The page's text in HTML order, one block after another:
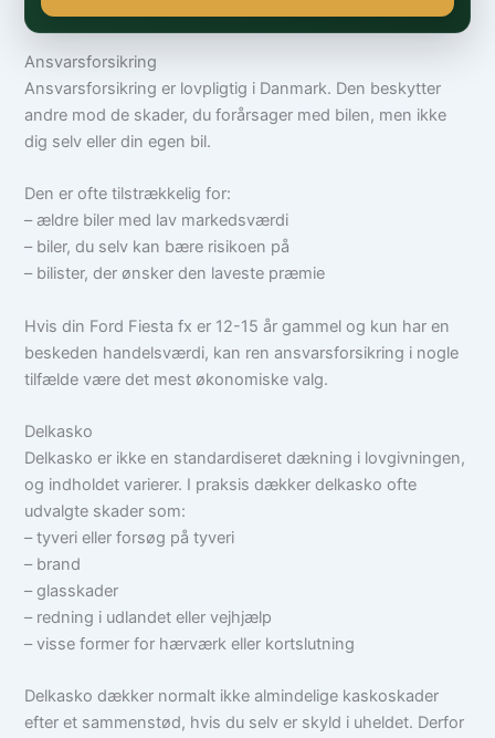
Ansvarsforsikring
Ansvarsforsikring er lovpligtig i Danmark. Den beskytter
andre mod de skader, du forårsager med bilen, men ikke
dig selv eller din egen bil.
Den er ofte tilstrækkelig for:
– ældre biler med lav markedsværdi
– biler, du selv kan bære risikoen på
– bilister, der ønsker den laveste præmie
Hvis din Ford Fiesta fx er 12-15 år gammel og kun har en
beskeden handelsværdi, kan ren ansvarsforsikring i nogle
tilfælde være det mest økonomiske valg.
Delkasko
Delkasko er ikke en standardiseret dækning i lovgivningen,
og indholdet varierer. I praksis dækker delkasko ofte
udvalgte skader som:
– tyveri eller forsøg på tyveri
– brand
– glasskader
– redning i udlandet eller vejhjælp
– visse former for hærværk eller kortslutning
Delkasko dækker normalt ikke almindelige kaskoskader
efter et sammenstød, hvis du selv er skyld i uheldet. Derfor